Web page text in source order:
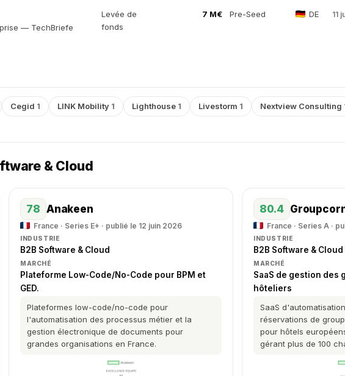
— TechBriefe
Levée de
fonds
7 M€ Pre-Seed DE 11
Cegid 1 LINK Mobility 1 Lighthouse 1 Livestorm 1 Nextview Consulting
& Cloud
78 Anakeen
France · Series E+ · publié le 12 juin 2026
INDUSTRIE
B2B Software & Cloud
MARCHÉ
Plateforme Low-Code/No-Code pour BPM et
GED.
Plateformes low-code/no-code pour
l'automatisation des processus métier et la
gestion électronique de documents pour
grandes organisations en France.
80.4
France · Series A ·
INDUSTRIE
B2B Software & Cloud
MARCHÉ
SaaS de gestion des
hôteliers
SaaS
réservations de
pour hôtels
gérant plus de 100